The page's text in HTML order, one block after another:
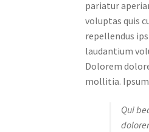
pariatur
voluptas quis
repellendus
laudantium
Dolorem
mollitia.
Qui